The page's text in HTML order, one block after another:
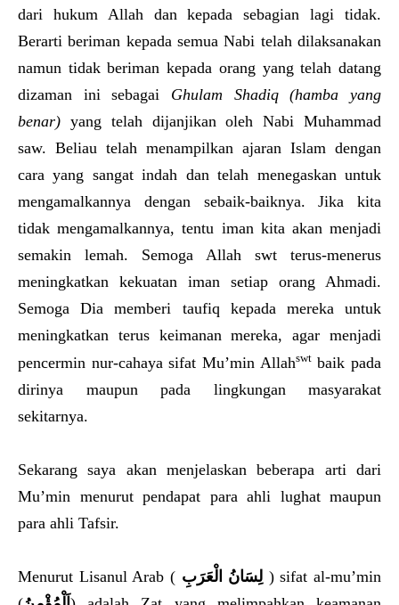
dari hukum Allah dan kepada sebagian lagi tidak.
Berarti beriman kepada semua Nabi telah dilaksanakan
namun tidak beriman kepada orang yang telah datang
dizaman ini sebagai Ghulam Shadiq (hamba yang
benar) yang telah dijanjikan oleh Nabi Muhammad
saw. Beliau telah menampilkan ajaran Islam dengan
cara yang sangat indah dan telah menegaskan untuk
mengamalkannya dengan sebaik-baiknya. Jika kita
tidak mengamalkannya, tentu iman kita akan menjadi
semakin lemah. Semoga Allah swt terus-menerus
meningkatkan kekuatan iman setiap orang Ahmadi.
Semoga Dia memberi taufiq kepada mereka untuk
meningkatkan terus keimanan mereka, agar menjadi
pencermin nur-cahaya sifat Mu’min Allahswtbaik pada
dirinya maupun pada lingkungan masyarakat
sekitarnya.
Sekarang saya akan menjelaskan beberapa arti dari
Mu’min menurut pendapat para ahli lughat maupun
para ahli Tafsir.
Menurut Lisanul Arab ( لِسَانُ الْعَرَبِ ) sifat al-mu’min